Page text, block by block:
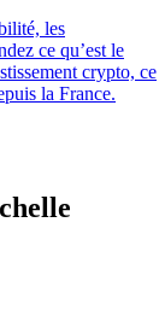
les
ce qu’est le
crypto, ce
la France.